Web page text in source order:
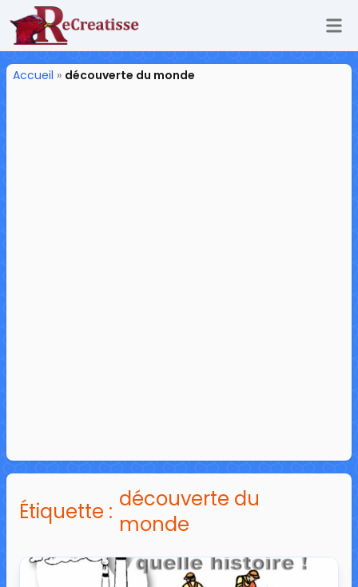
ReCreatisse
Accueil » découverte du monde
Étiquette : découverte du
monde